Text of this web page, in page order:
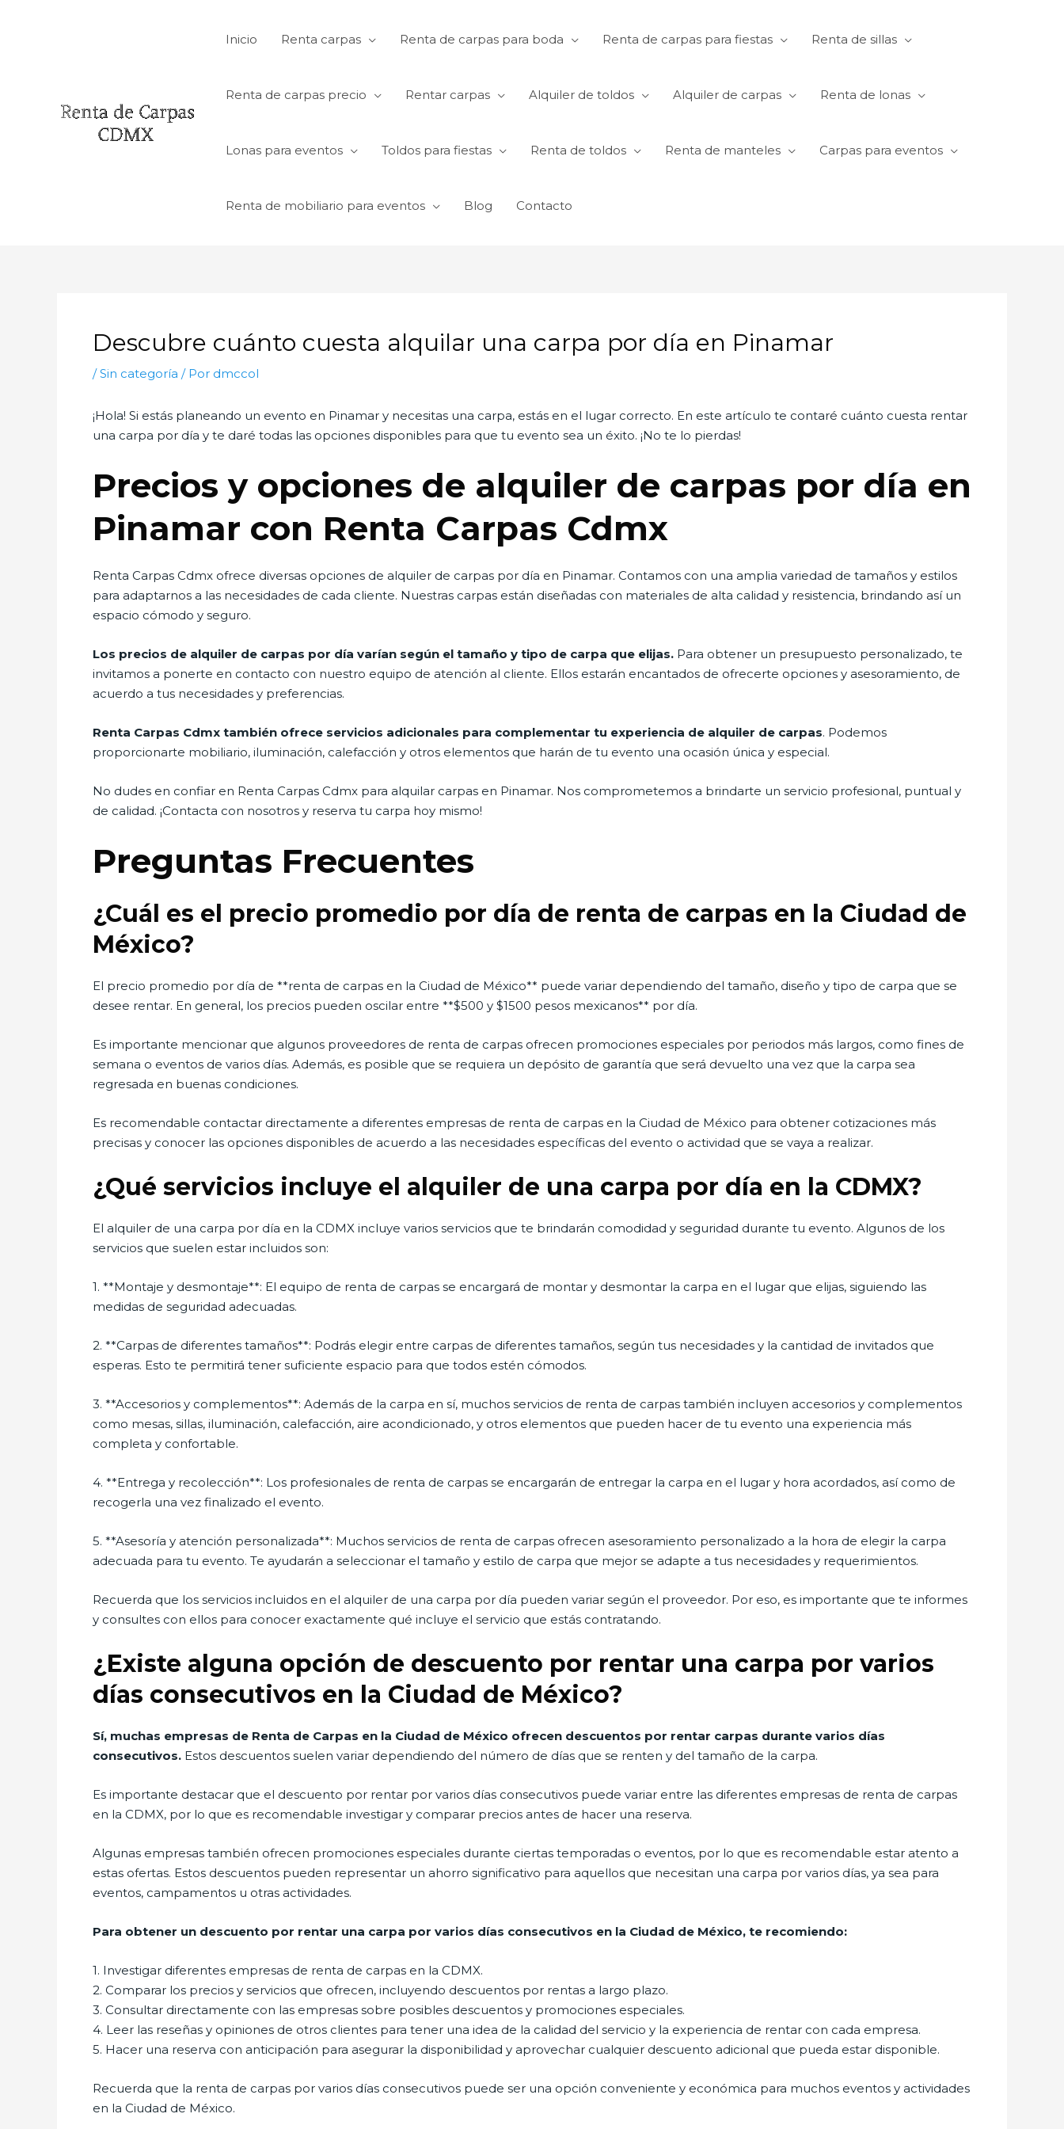
Inicio Renta carpas Renta de carpas para boda Renta de carpas para fiestas Renta de sillas
Renta de carpas precio Rentar carpas Alquiler de toldos Alquiler de carpas Renta de lonas
Lonas para eventos Toldos para fiestas Renta de toldos Renta de manteles Carpas para eventos
Renta de mobiliario para eventos Blog Contacto
Descubre cuánto cuesta alquilar una carpa por día en Pinamar
/Sin categoría / Por dmccol
¡Hola! Si estás planeando un evento en Pinamar y necesitas una carpa, estás en el lugar correcto. En este artículo te contaré cuánto cuesta rentar
una carpa por día y te daré todas las opciones disponibles para que tu evento sea un éxito. ¡No te lo pierdas!
Precios y opciones de alquiler de carpas por día en
Pinamar con Renta Carpas Cdmx
Renta Carpas Cdmx ofrece diversas opciones de alquiler de carpas por día en Pinamar. Contamos con una amplia variedad de tamaños y estilos
para adaptarnos a las necesidades de cada cliente. Nuestras carpas están diseñadas con materiales de alta calidad y resistencia, brindando así un
espacio cómodo y seguro.
Los precios de alquiler de carpas por día varían según el tamaño y tipo de carpa que elijas. Para obtener un presupuesto personalizado, te
invitamos a ponerte en contacto con nuestro equipo de atención al cliente. Ellos estarán encantados de ofrecerte opciones y asesoramiento, de
acuerdo a tus necesidades y preferencias.
Renta Carpas Cdmx también ofrece servicios adicionales para complementar tu experiencia de alquiler de carpas. Podemos
proporcionarte mobiliario, iluminación, calefacción y otros elementos que harán de tu evento una ocasión única y especial.
No dudes en confiar en Renta Carpas Cdmx para alquilar carpas en Pinamar. Nos comprometemos a brindarte un servicio profesional, puntual y
de calidad. ¡Contacta con nosotros y reserva tu carpa hoy mismo!
Preguntas Frecuentes
¿Cuál es el precio promedio por día de renta de carpas en la Ciudad de
México?
El precio promedio por día de **renta de carpas en la Ciudad de México** puede variar dependiendo del tamaño, diseño y tipo de carpa que se
desee rentar. En general, los precios pueden oscilar entre **$500 y $1500 pesos mexicanos** por día.
Es importante mencionar que algunos proveedores de renta de carpas ofrecen promociones especiales por periodos más largos, como fines de
semana o eventos de varios días. Además, es posible que se requiera un depósito de garantía que será devuelto una vez que la carpa sea
regresada en buenas condiciones.
Es recomendable contactar directamente a diferentes empresas de renta de carpas en la Ciudad de México para obtener cotizaciones más
precisas y conocer las opciones disponibles de acuerdo a las necesidades específicas del evento o actividad que se vaya a realizar.
¿Qué servicios incluye el alquiler de una carpa por día en la CDMX?
El alquiler de una carpa por día en la CDMX incluye varios servicios que te brindarán comodidad y seguridad durante tu evento. Algunos de los
servicios que suelen estar incluidos son:
1. **Montaje y desmontaje**: El equipo de renta de carpas se encargará de montar y desmontar la carpa en el lugar que elijas, siguiendo las
medidas de seguridad adecuadas.
2. **Carpas de diferentes tamaños**: Podrás elegir entre carpas de diferentes tamaños, según tus necesidades y la cantidad de invitados que
esperas. Esto te permitirá tener suficiente espacio para que todos estén cómodos.
3. **Accesorios y complementos**: Además de la carpa en sí, muchos servicios de renta de carpas también incluyen accesorios y complementos
como mesas, sillas, iluminación, calefacción, aire acondicionado, y otros elementos que pueden hacer de tu evento una experiencia más
completa y confortable.
4. **Entrega y recolección**: Los profesionales de renta de carpas se encargarán de entregar la carpa en el lugar y hora acordados, así como de
recogerla una vez finalizado el evento.
5. **Asesoría y atención personalizada**: Muchos servicios de renta de carpas ofrecen asesoramiento personalizado a la hora de elegir la carpa
adecuada para tu evento. Te ayudarán a seleccionar el tamaño y estilo de carpa que mejor se adapte a tus necesidades y requerimientos.
Recuerda que los servicios incluidos en el alquiler de una carpa por día pueden variar según el proveedor. Por eso, es importante que te informes
y consultes con ellos para conocer exactamente qué incluye el servicio que estás contratando.
¿Existe alguna opción de descuento por rentar una carpa por varios
días consecutivos en la Ciudad de México?
Sí, muchas empresas de Renta de Carpas en la Ciudad de México ofrecen descuentos por rentar carpas durante varios días
consecutivos. Estos descuentos suelen variar dependiendo del número de días que se renten y del tamaño de la carpa.
Es importante destacar que el descuento por rentar por varios días consecutivos puede variar entre las diferentes empresas de renta de carpas
en la CDMX, por lo que es recomendable investigar y comparar precios antes de hacer una reserva.
Algunas empresas también ofrecen promociones especiales durante ciertas temporadas o eventos, por lo que es recomendable estar atento a
estas ofertas. Estos descuentos pueden representar un ahorro significativo para aquellos que necesitan una carpa por varios días, ya sea para
eventos, campamentos u otras actividades.
Para obtener un descuento por rentar una carpa por varios días consecutivos en la Ciudad de México, te recomiendo:
1. Investigar diferentes empresas de renta de carpas en la CDMX.
2. Comparar los precios y servicios que ofrecen, incluyendo descuentos por rentas a largo plazo.
3. Consultar directamente con las empresas sobre posibles descuentos y promociones especiales.
4. Leer las reseñas y opiniones de otros clientes para tener una idea de la calidad del servicio y la experiencia de rentar con cada empresa.
5. Hacer una reserva con anticipación para asegurar la disponibilidad y aprovechar cualquier descuento adicional que pueda estar disponible.
Recuerda que la renta de carpas por varios días consecutivos puede ser una opción conveniente y económica para muchos eventos y actividades
en la Ciudad de México.